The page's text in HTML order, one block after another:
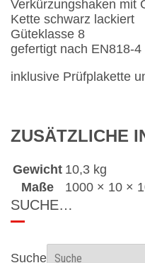
Verkürzungshaken mit
Kette schwarz lackiert
Güteklasse 8
gefertigt nach EN818-4
inklusive Prüfplakette
ZUSÄTZLICHE
Gewicht 10,3 kg
Maße
1000 × 10 ×
SUCHE…
Suche